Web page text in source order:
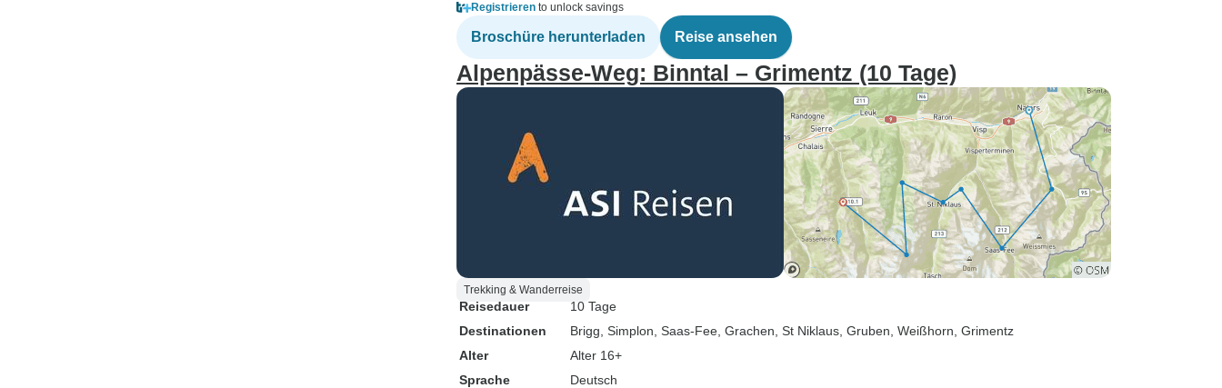
Registrieren to unlock savings
Broschüre herunterladen Reise ansehen
Alpenpässe-Weg: Binntal – Grimentz (10 Tage)
Trekking & Wanderreise
Reisedauer
10 Tage
Destinationen
Brigg , Simplon , Saas-Fee , Grachen , St Niklaus , Gruben , Weißhorn , Grimentz
Alter
Alter 16+
Sprache
Deutsch